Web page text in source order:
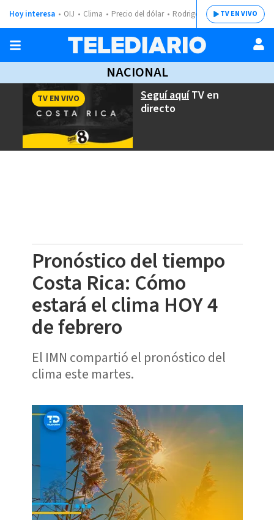
Hoy interesa OIJ Clima Precio del dólar Rodrigo ChavesTV EN VIVO
NACIONAL
Seguí aquíTV en
directo
TV EN VIVO
Pronóstico del tiempo
Costa Rica: Cómo
estará el clima HOY 4
de febrero
El IMN compartió el pronóstico del
clima este martes.